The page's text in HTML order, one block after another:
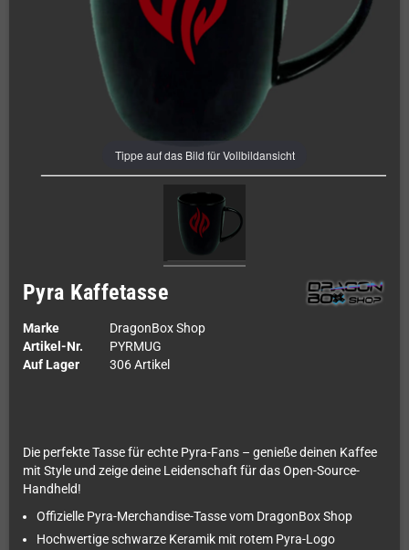
Tippe auf das Bild für Vollbildansicht
Pyra Kaffetasse
Marke
DragonBox Shop
Artikel-Nr.
PYRMUG
Auf Lager
306 Artikel
Die perfekte Tasse für echte Pyra-Fans – genieße deinen Kaffee
mit Style und zeige deine Leidenschaft für das Open-Source-
Handheld!
Offizielle Pyra-Merchandise-Tasse vom DragonBox Shop
Hochwertige schwarze Keramik mit rotem Pyra-Logo